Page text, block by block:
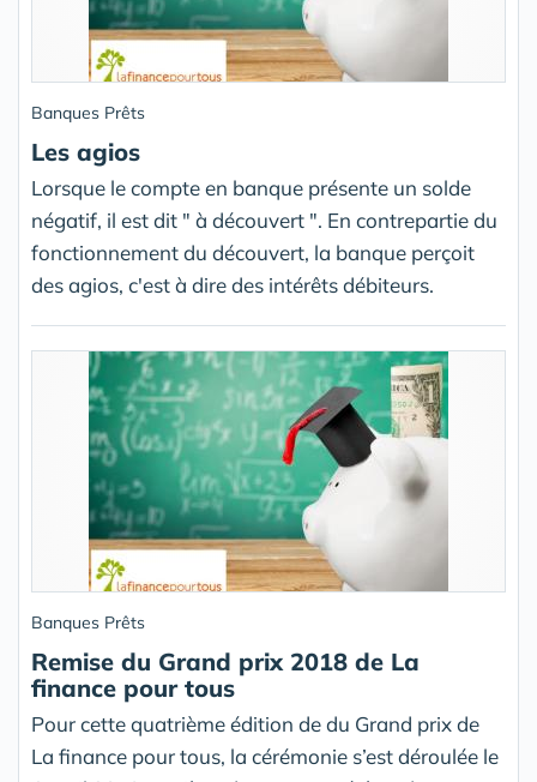
Banques Prêts
Les agios
Lorsque le compte en banque présente un solde
négatif, il est dit " à découvert ". En contrepartie du
fonctionnement du découvert, la banque perçoit
des agios, c'est à dire des intérêts débiteurs.
Banques Prêts
Remise du Grand prix 2018 de La
finance pour tous
Pour cette quatrième édition de du Grand prix de
La finance pour tous, la cérémonie s’est déroulée le